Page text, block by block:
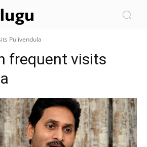
Pulivendula
frequent visits